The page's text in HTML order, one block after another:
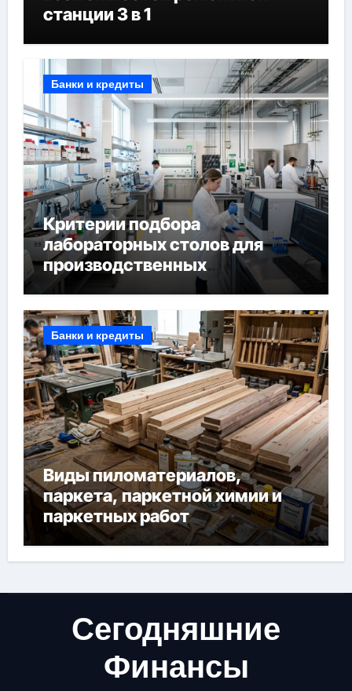
станции 3 в 1
Банки и кредиты
Критерии подбора
лабораторных столов для
производственных
лабораторий
Банки и кредиты
Виды пиломатериалов,
паркета, паркетной химии и
паркетных работ
Сегодняшние
Финансы